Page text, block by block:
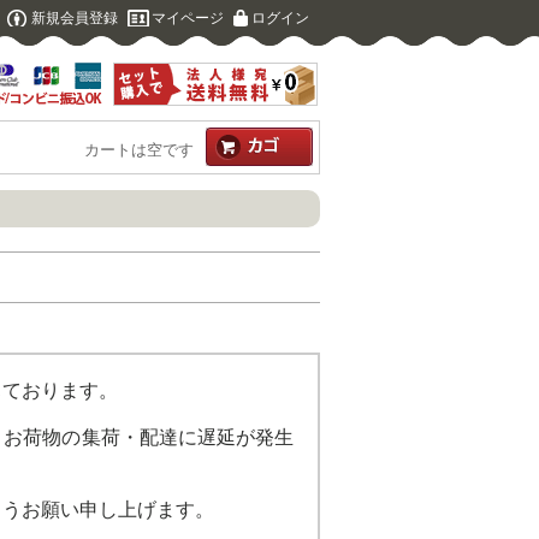
新規会員登録 マイページ ログイン
カートは空です
おります。
荷物の集荷・配達に遅延が発生
お願い申し上げます。